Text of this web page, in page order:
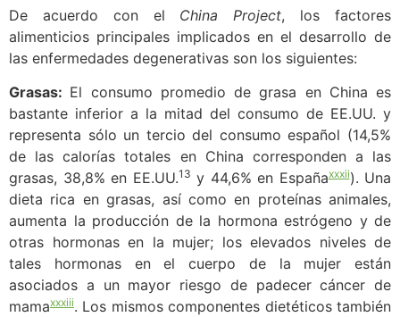
De acuerdo con el China Project, los factores
alimenticios principales implicados en el desarrollo de
las enfermedades degenerativas son los siguientes:
Grasas: El consumo promedio de grasa en China es
bastante inferior a la mitad del consumo de EE.UU. y
representa sólo un tercio del consumo español (14,5%
de las calorías totales en China corresponden a las
grasas, 38,8% en EE.UU.13 y 44,6% en Españaxxxii). Una
dieta rica en grasas, así como en proteínas animales,
aumenta la producción de la hormona estrógeno y de
otras hormonas en la mujer; los elevados niveles de
tales hormonas en el cuerpo de la mujer están
asociados a un mayor riesgo de padecer cáncer de
mamaxxxiii. Los mismos componentes dietéticos también